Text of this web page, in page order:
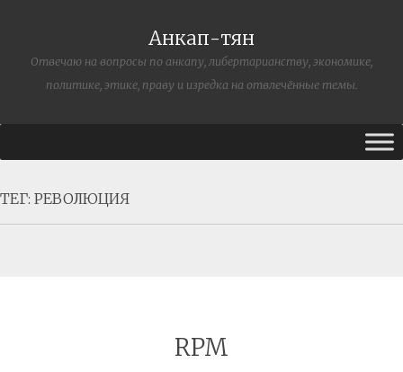
Анкап-тян
Отвечаю на вопросы по анкапу, либертарианству, экономике,
политике, этике, праву и изредка на отвлечённые темы.
ТЕГ: РЕВОЛЮЦИЯ
RPM